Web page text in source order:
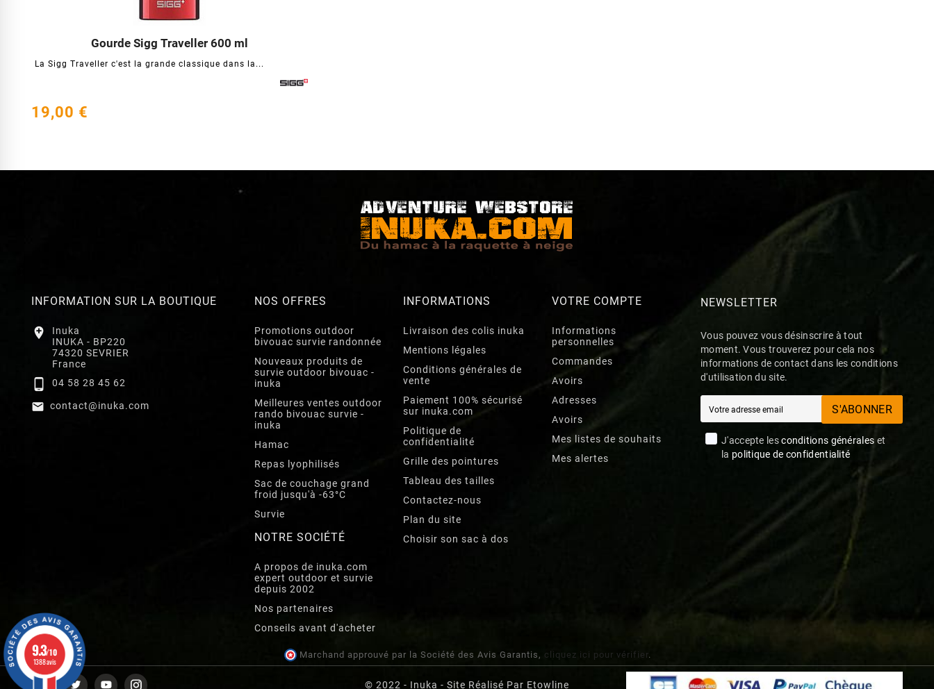
Gourde Sigg Traveller 600 ml
La Sigg Traveller c'est la grande classique dans la...
   
19,00 €
INFORMATION SUR LA BOUTIQUE

Inuka
INUKA - BP220
74320 SEVRIER
France
 04 58 28 45 62
 contact@inuka.com
NOS OFFRES
Promotions outdoor
bivouac survie randonnée
Nouveaux produits de
survie outdoor bivouac -
inuka
Meilleures ventes outdoor
rando bivouac survie -
inuka
Hamac
Repas lyophilisés
Sac de couchage grand
froid jusqu'à -63°C
Survie
NOTRE SOCIÉTÉ
A propos de inuka.com
expert outdoor et survie
depuis 2002
Nos partenaires
Conseils avant d'acheter
INFORMATIONS
Livraison des colis inuka
Mentions légales
Conditions générales de
vente
Paiement 100% sécurisé
sur inuka.com
Politique de
confidentialité
Grille des pointures
Tableau des tailles
Contactez-nous
Plan du site
Choisir son sac à dos
VOTRE COMPTE
Informations
personnelles
Commandes
Avoirs
Adresses
Avoirs
Mes listes de souhaits
Mes alertes
NEWSLETTER
Vous pouvez vous désinscrire à tout
moment. Vous trouverez pour cela nos
informations de contact dans les conditions
d'utilisation du site.
S'ABONNER
J'accepte lesconditions générales et
la politique de confidentialité
Marchand approuvé par la Société des Avis Garantis, cliquez ici pour vérifier.
© 2022 - Inuka - Site Réalisé Par Etowline
9.3/10
1388 avis